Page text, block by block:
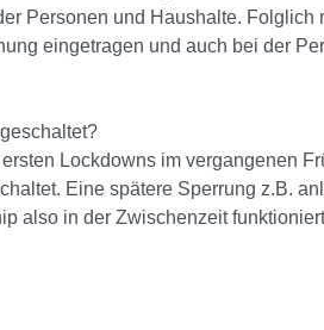
Personen und Haushalte. Folglich
eingetragen und auch bei der
Lockdowns im vergangenen
Eine spätere Sperrung z.B.
also in der Zwischenzeit